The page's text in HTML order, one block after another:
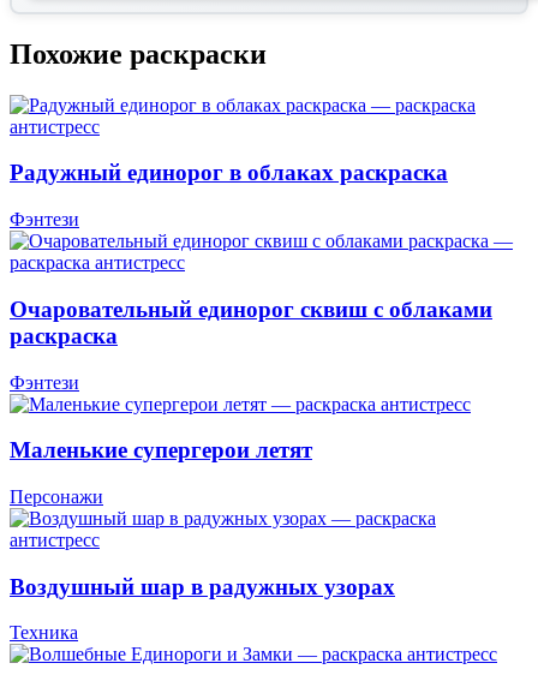
Похожие раскраски
Радужный единорог в облаках раскраска
Фэнтези
Очаровательный единорог сквиш с облаками
раскраска
Фэнтези
Маленькие супергерои летят
Персонажи
Воздушный шар в радужных узорах
Техника